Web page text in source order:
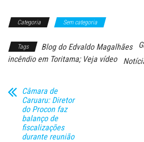
Categoria Sem categoria
Tags Blog do Edvaldo Magalhães
incêndio em Toritama; Veja vídeo
Câmara de
Caruaru: Diretor
do Procon faz
balanço de
fiscalizações
durante reunião